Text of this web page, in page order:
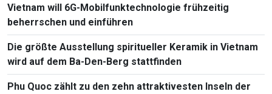
Vietnam will 6G-Mobilfunktechnologie frühzeitig
beherrschen und einführen
Die größte Ausstellung spiritueller Keramik in Vietnam
wird auf dem Ba-Den-Berg stattfinden
Phu Quoc zählt zu den zehn attraktivesten Inseln der